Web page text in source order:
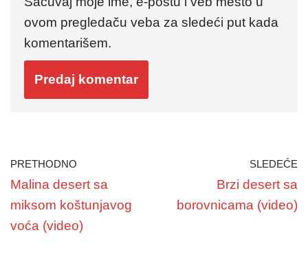
ovom pregledaču veba za sledeći put kada
komentarišem.
PRETHODNO
Malina desert sa
miksom koštunjavog
voća (video)
SLEDEĆE
Brzi desert sa
borovnicama (video)